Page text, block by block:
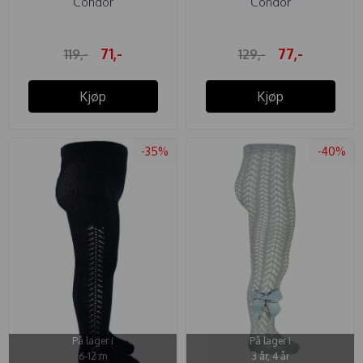
119,- 71,-
Kjøp
129,- 77,-
Kjøp
-35%
På lager i
6-12 m
-40%
På lager i
3 år, 4 år